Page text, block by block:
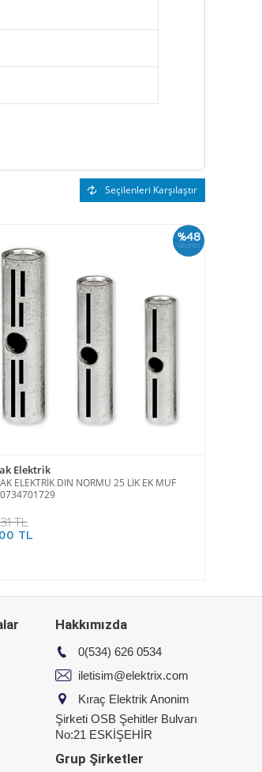
Seçilenleri Karşılaştır
%48
İskonto
Elektrik
ELEKTRİK DIN NORMU 25 LİK EK MUF
TL
TL
Hakkımızda
0(534) 626 0534
iletisim@elektrix.com
Kıraç Elektrik Anonim
Şirketi OSB Şehitler Bulvarı
No:21 ESKİŞEHİR
Grup Şirketler